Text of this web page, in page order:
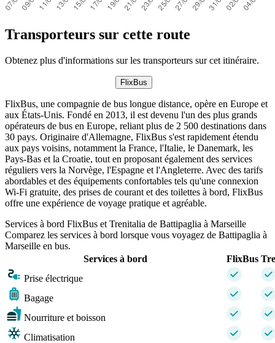
Transporteurs sur cette route
Obtenez plus d'informations sur les transporteurs sur cet itinéraire.
FlixBus
FlixBus, une compagnie de bus longue distance, opère en Europe et
aux États-Unis. Fondé en 2013, il est devenu l'un des plus grands
opérateurs de bus en Europe, reliant plus de 2 500 destinations dans
30 pays. Originaire d'Allemagne, FlixBus s'est rapidement étendu
aux pays voisins, notamment la France, l'Italie, le Danemark, les
Pays-Bas et la Croatie, tout en proposant également des services
réguliers vers la Norvège, l'Espagne et l'Angleterre. Avec des tarifs
abordables et des équipements confortables tels qu'une connexion
Wi-Fi gratuite, des prises de courant et des toilettes à bord, FlixBus
offre une expérience de voyage pratique et agréable.
Services à bord FlixBus et Trenitalia de Battipaglia à Marseille
Comparez les services à bord lorsque vous voyagez de Battipaglia à
Marseille en bus.
Services à bord
FlixBus
Prise électrique
Bagage
Nourriture et boisson
Climatisation